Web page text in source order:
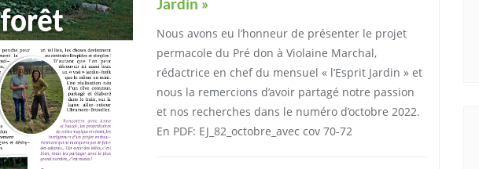
Nous avons eu l’honneur de présenter le projet
permacole du Pré don à Violaine Marchal,
rédactrice en chef du mensuel « l’Esprit Jardin » et
nous la remercions d’avoir partagé notre passion
et nos recherches dans le numéro d’octobre 2022.
En PDF: EJ_82_octobre_avec cov 70-72